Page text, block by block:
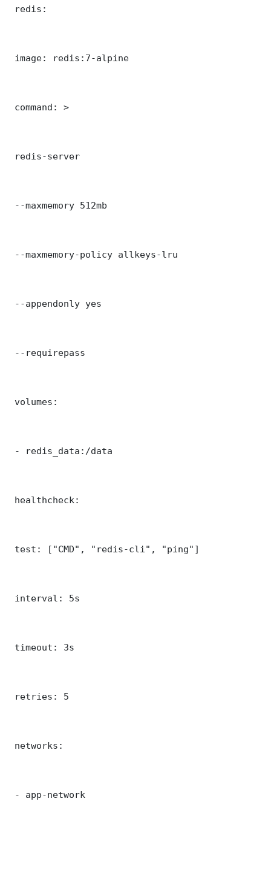
redis:
image: redis:7-alpine
command: >
redis-server
--maxmemory 512mb
--maxmemory-policy allkeys-lru
--appendonly yes
--requirepass
volumes:
- redis_data:/data
healthcheck:
test: ["CMD", "redis-cli", "ping"]
interval: 5s
timeout: 3s
retries: 5
networks:
- app-network